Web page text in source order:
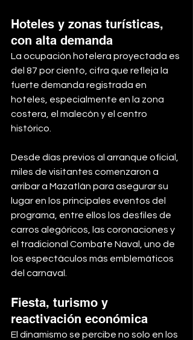
Hoteles y zonas turísticas,
con alta demanda
La ocupación hotelera proyectada es
del 87 por ciento, cifra que refleja la
fuerte demanda registrada en
hoteles, especialmente en la zona
costera, el malecón y el centro
histórico.
Desde días previos al arranque oficial,
miles de visitantes comenzaron a
arribar a Mazatlán para asegurar su
lugar en los principales eventos del
programa, entre ellos los desfiles de
carros alegóricos, las coronaciones y
el tradicional Combate Naval, uno de
los espectáculos más emblemáticos
del carnaval.
Fiesta, turismo y
reactivación económica
El dinamismo se percibe no solo en los